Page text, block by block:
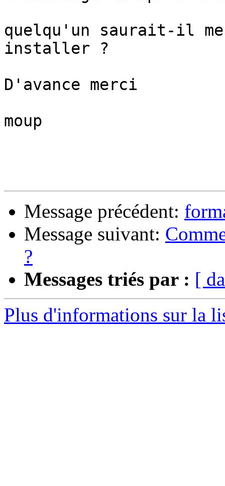
quelqu'un saurait-il
installer ?
D'avance merci
moup
Message précédent:
Message suivant:
?
Messages triés par : [
Plus d'informations sur la